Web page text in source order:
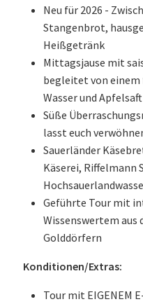
Neu für 2026 -
Stangenbrot,
Heißgetränk
Mittagsjause mit
begleitet von einem
Wasser und Apfelsaft
Süße
lasst euch
Sauerländer
Käserei, Riffelmann
Geführte Tour mit
Wissenswertem aus
Golddörfern
Konditionen/Extras:
Tour mit EIGENEM